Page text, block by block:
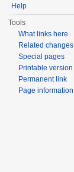
Help
Tools
What links here
Related changes
Special pages
Printable version
Permanent link
Page information